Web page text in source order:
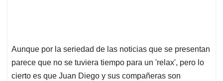
Aunque por la seriedad de las noticias que se presentan
parece que no se tuviera tiempo para un 'relax', pero lo
cierto es que Juan Diego y sus compañeras son